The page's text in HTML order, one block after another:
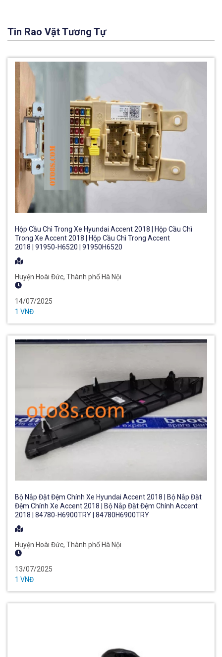
Tin Rao Vặt Tương Tự
Hộp Cầu Chì Trong Xe Hyundai Accent 2018 | Hộp Cầu Chì
Trong Xe Accent 2018 | Hộp Cầu Chì Trong Accent
2018 | 91950-H6520 | 91950H6520
Huyện Hoài Đức, Thành phố Hà Nội
14/07/2025
1 VNĐ
Bộ Nắp Đặt Đệm Chính Xe Hyundai Accent 2018 | Bộ Nắp Đặt
Đệm Chính Xe Accent 2018 | Bộ Nắp Đặt Đệm Chính Accent
2018 | 84780-H6900TRY | 84780H6900TRY
Huyện Hoài Đức, Thành phố Hà Nội
13/07/2025
1 VNĐ